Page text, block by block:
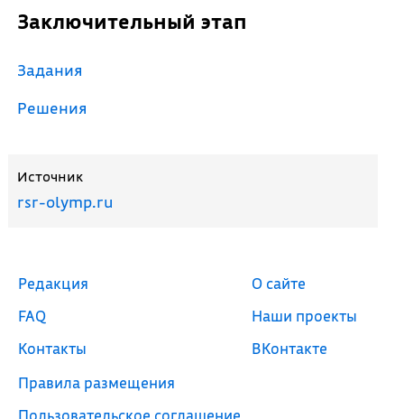
Заключительный этап
Задания
Решения
Источник
rsr-olymp.ru
Редакция
FAQ
Контакты
Правила размещения
Пользовательское соглашение
О сайте
Наши проекты
ВКонтакте